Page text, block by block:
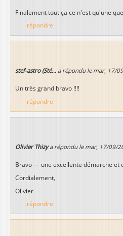
Finalement tout ça ce n'est qu'une
répondre
stef-astro (Sté... a répondu le mar, 17/
Un très grand bravo !!!!
répondre
Olivier Thizya répondu le mar, 17/09/
Bravo — une excellente démarche et
Cordialement,
Olivier
répondre